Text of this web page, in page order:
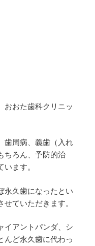
おおた歯科クリニッ
歯周病、義歯（入れ
ちろん、予防的治
ます。
永久歯になったとい
ていただきます。
イアントパンダ、シ
んど永久歯に代わっ